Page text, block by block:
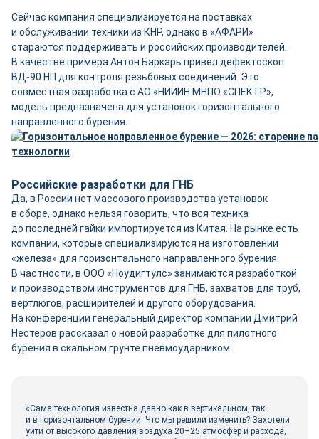
Сейчас компания специализируется на поставках
и обслуживании техники из КНР, однако в «АФАРИ»
стараются поддерживать и российских производителей.
В качестве примера Антон Баркарь привёл дефектоскоп
ВД‑90 НП для контроля резьбовых соединений. Это
совместная разработка с АО «НИИИН МНПО «СПЕКТР»,
модель предназначена для установок горизонтального
направленного бурения.
Российские разработки для ГНБ
Да, в России нет массового производства установок
в сборе, однако нельзя говорить, что вся техника
до последней гайки импортируется из Китая. На рынке есть
компании, которые специализируются на изготовлении
«железа» для горизонтального направленного бурения.
В частности, в ООО «Ноудигтулс» занимаются разработкой
и производством инструментов для ГНБ, захватов для труб,
вертлюгов, расширителей и другого оборудования.
На конференции генеральный директор компании Дмитрий
Нестеров рассказал о новой разработке для пилотного
бурения в скальном грунте пневмоударником.
«Сама технология известна давно как в вертикальном, так
и в горизонтальном бурении. Что мы решили изменить? Захотели
уйти от высокого давления воздуха 20–25 атмосфер и расхода,